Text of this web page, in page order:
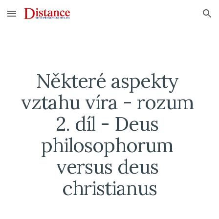
Skip to main content Skip to navigation
Některé aspekty
vztahu víra - rozum
2. díl - Deus
philosophorum
versus deus
christianus